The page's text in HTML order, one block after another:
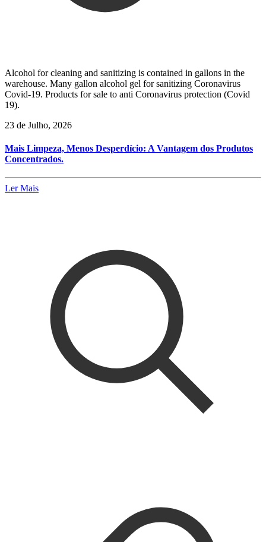
Alcohol for cleaning and sanitizing is contained in gallons in the
warehouse. Many gallon alcohol gel for sanitizing Coronavirus
Covid-19. Products for sale to anti Coronavirus protection (Covid
19).
23 de Julho, 2026
Mais Limpeza, Menos Desperdício: A Vantagem dos Produtos
Concentrados.
Ler Mais